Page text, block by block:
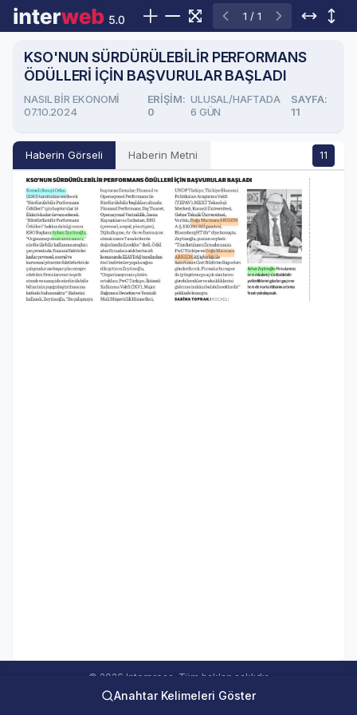
1 / 1
KSO'NUN SÜRDÜRÜLEBİLİR PERFORMANS
ÖDÜLLERİ İÇİN BAŞVURULAR BAŞLADI
NASIL BİR EKONOMİ
07.10.2024
ERIŞIM:
0
ULUSAL/HAFTADA
6 GÜN
SAYFA:
11
Haberin Görseli Haberin Metni 11
Anahtar Kelimeleri Göster
© 2026 Interpress. Tüm hakları saklıdır.
interweb Online Medya Takip Sistemi Ver 5.00